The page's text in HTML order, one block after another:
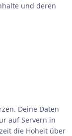
und deren
Deine Daten
auf Servern in
die Hoheit über